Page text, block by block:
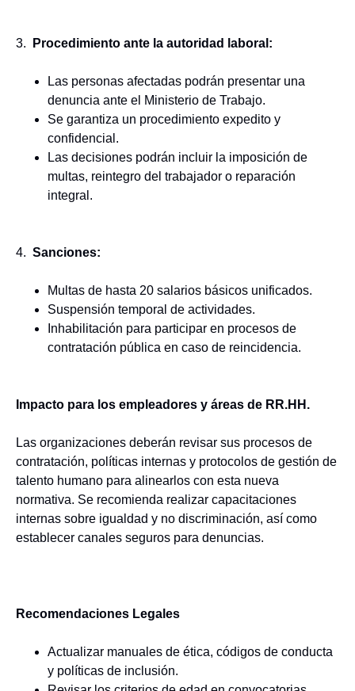
3. Procedimiento ante la autoridad laboral:
Las personas afectadas podrán presentar una
denuncia ante el Ministerio de Trabajo.
Se garantiza un procedimiento expedito y
confidencial.
Las decisiones podrán incluir la imposición de
multas, reintegro del trabajador o reparación
integral.
4. Sanciones:
Multas de hasta 20 salarios básicos unificados.
Suspensión temporal de actividades.
Inhabilitación para participar en procesos de
contratación pública en caso de reincidencia.
Impacto para los empleadores y áreas de RR.HH.
Las organizaciones deberán revisar sus procesos de
contratación, políticas internas y protocolos de gestión de
talento humano para alinearlos con esta nueva
normativa. Se recomienda realizar capacitaciones
internas sobre igualdad y no discriminación, así como
establecer canales seguros para denuncias.
Recomendaciones Legales
Actualizar manuales de ética, códigos de conducta
y políticas de inclusión.